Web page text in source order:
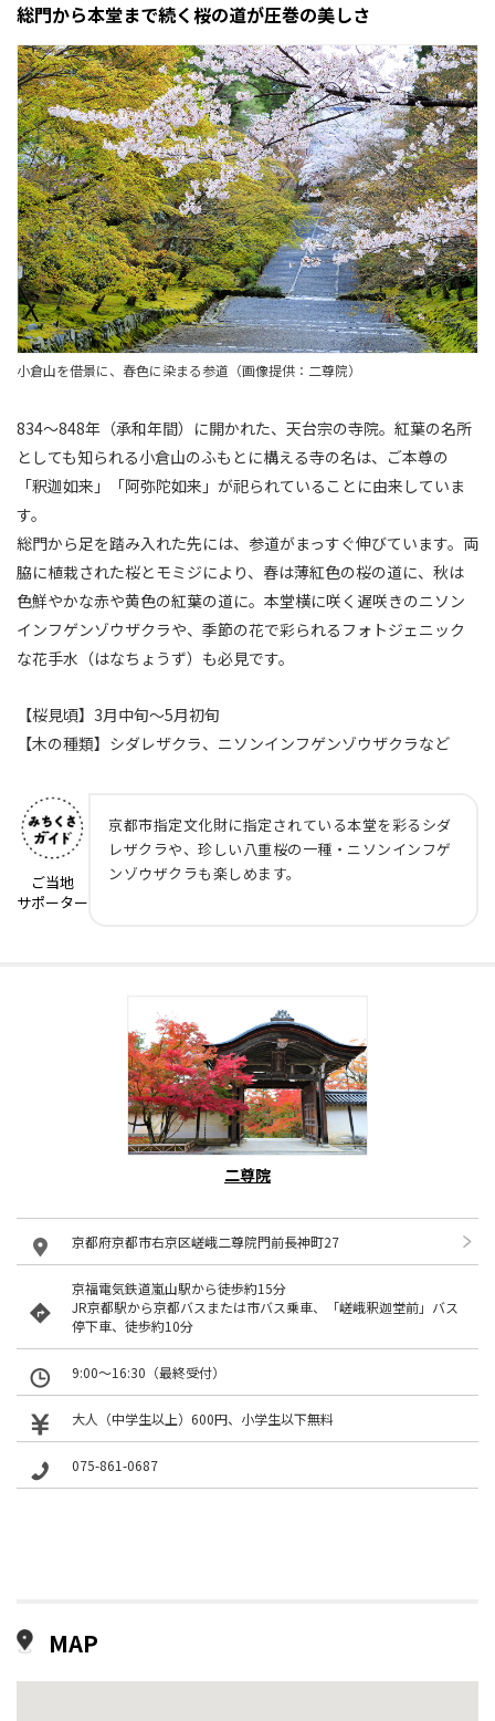
総門から本堂まで続く桜の道が圧巻の美しさ
小倉山を借景に、春色に染まる参道（画像提供：二尊院）
834～848年（承和年間）に開かれた、天台宗の寺院。紅葉の名所
としても知られる小倉山のふもとに構える寺の名は、ご本尊の
「釈迦如来」「阿弥陀如来」が祀られていることに由来していま
す。
総門から足を踏み入れた先には、参道がまっすぐ伸びています。両
脇に植栽された桜とモミジにより、春は薄紅色の桜の道に、秋は
色鮮やかな赤や黄色の紅葉の道に。本堂横に咲く遅咲きのニソン
インフゲンゾウザクラや、季節の花で彩られるフォトジェニック
な花手水（はなちょうず）も必見です。
【桜見頃】3月中旬～5月初旬
【木の種類】シダレザクラ、ニソンインフゲンゾウザクラなど
ご当地
サポーター
京都市指定文化財に指定されている本堂を彩るシダ
レザクラや、珍しい八重桜の一種・ニソンインフゲ
ンゾウザクラも楽しめます。
二尊院
京都府京都市右京区嵯峨二尊院門前長神町27
京福電気鉄道嵐山駅から徒歩約15分
JR京都駅から京都バスまたは市バス乗車、「嵯峨釈迦堂前」バス
停下車、徒歩約10分
9:00～16:30（最終受付）
大人（中学生以上）600円、小学生以下無料
075-861-0687
MAP